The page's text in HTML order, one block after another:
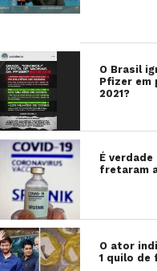
O Brasil
Pfizer em
2021?
É
fretaram
O ator
1 quilo de